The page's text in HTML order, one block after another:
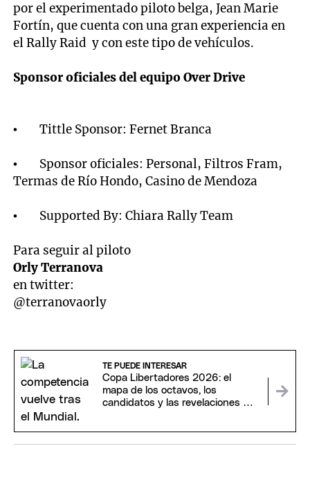
por el experimentado piloto belga, Jean Marie
Fortín, que cuenta con una gran experiencia en
el Rally Raid y con este tipo de vehículos.
Sponsor oficiales del equipo Over Drive
• Tittle Sponsor: Fernet Branca
• Sponsor oficiales: Personal, Filtros Fram,
Termas de Río Hondo, Casino de Mendoza
• Supported By: Chiara Rally Team
Para seguir al piloto
Orly Terranova
en twitter:
@terranovaorly
TE PUEDE INTERESAR
Copa Libertadores 2026: el
mapa de los octavos, los
candidatos y las revelaciones del